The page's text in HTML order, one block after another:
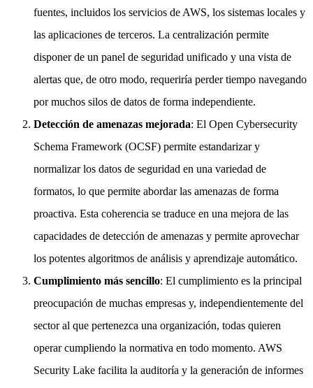
fuentes, incluidos los servicios de AWS, los sistemas locales y
las aplicaciones de terceros. La centralización permite
disponer de un panel de seguridad unificado y una vista de
alertas que, de otro modo, requeriría perder tiempo navegando
por muchos silos de datos de forma independiente.
Detección de amenazas mejorada: El Open Cybersecurity
Schema Framework (OCSF) permite estandarizar y
normalizar los datos de seguridad en una variedad de
formatos, lo que permite abordar las amenazas de forma
proactiva. Esta coherencia se traduce en una mejora de las
capacidades de detección de amenazas y permite aprovechar
los potentes algoritmos de análisis y aprendizaje automático.
Cumplimiento más sencillo: El cumplimiento es la principal
preocupación de muchas empresas y, independientemente del
sector al que pertenezca una organización, todas quieren
operar cumpliendo la normativa en todo momento. AWS
Security Lake facilita la auditoría y la generación de informes